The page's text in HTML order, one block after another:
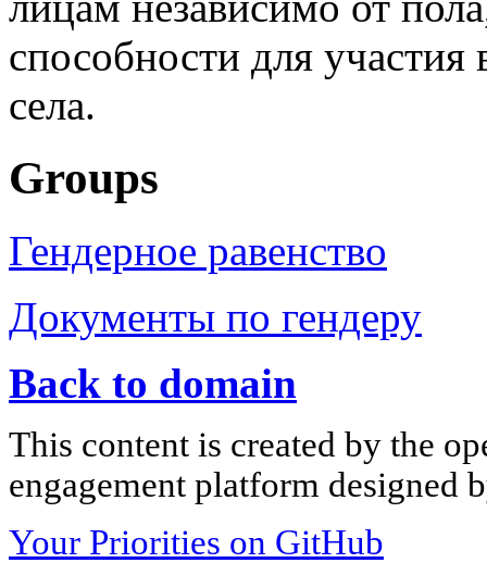
способности для участия
села.
Groups
Гендерное равенство
Документы по гендеру
Back to domain
This content is created by the
engagement platform designed
Your Priorities on GitHub